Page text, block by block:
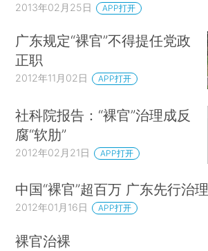
2013年02月25日 APP打开
广东规定“裸官”不得提任党政
正职
2012年11月02日 APP打开
社科院报告：“裸官”治理成反
腐“软肋”
2012年02月21日 APP打开
中国“裸官”超百万 广东先行治理
2012年01月16日 APP打开
裸官治裸